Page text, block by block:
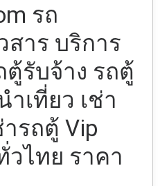
รถ
าร บริการ
ตู้รับจ้าง รถตู้
เที่ยว เช่า
รถตู้ Vip
ไทย ราคา